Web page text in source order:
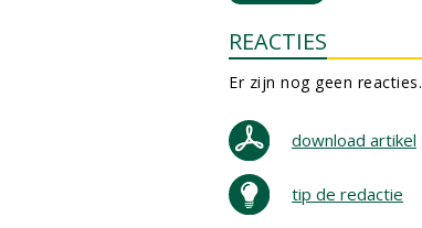
REACTIES
Er zijn nog geen reacties.
download artikel
tip de redactie